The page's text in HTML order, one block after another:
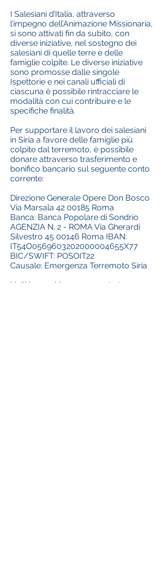
I Salesiani d’Italia, attraverso
l’impegno dell’Animazione Missionaria,
si sono attivati fin da subito, con
diverse iniziative, nel sostegno dei
salesiani di quelle terre e delle
famiglie colpite. Le diverse iniziative
sono promosse dalle singole
Ispettorie e nei canali ufficiali di
ciascuna è possibile rintracciare le
modalità con cui contribuire e le
specifiche finalità.
Per supportare il lavoro dei salesiani
in Siria a favore delle famiglie più
colpite dal terremoto, è possibile
donare attraverso trasferimento e
bonifico bancario sul seguente conto
corrente:
Direzione Generale Opere Don Bosco
Via Marsala 42 00185 Roma
Banca: Banca Popolare di Sondrio
AGENZIA N. 2 - ROMA Via Gherardi
Silvestro 45 00146 Roma IBAN:
IT54O0569603202000004655X77
BIC/SWIFT: POSOIT22
Causale: Emergenza Terremoto Siria
Uniti in preghiera per queste terre